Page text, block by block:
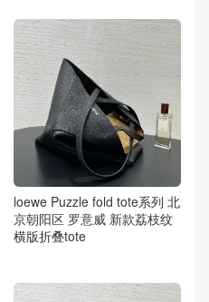
loewe Puzzle fold tote系列 北
京朝阳区 罗意威 新款荔枝纹
横版折叠tote